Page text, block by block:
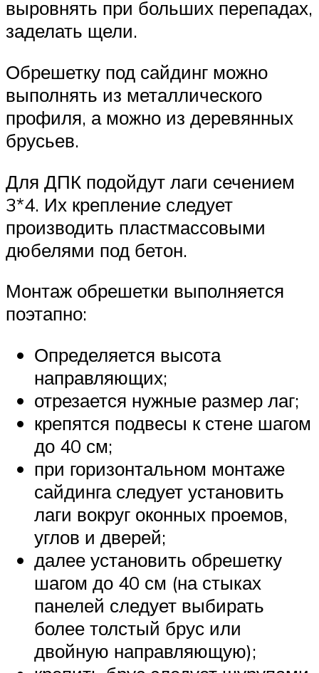
выровнять при больших перепадах,
заделать щели.
Обрешетку под сайдинг можно
выполнять из металлического
профиля, а можно из деревянных
брусьев.
Для ДПК подойдут лаги сечением
3*4. Их крепление следует
производить пластмассовыми
дюбелями под бетон.
Монтаж обрешетки выполняется
поэтапно:
Определяется высота
направляющих;
отрезается нужные размер лаг;
крепятся подвесы к стене шагом
до 40 см;
при горизонтальном монтаже
сайдинга следует установить
лаги вокруг оконных проемов,
углов и дверей;
далее установить обрешетку
шагом до 40 см (на стыках
панелей следует выбирать
более толстый брус или
двойную направляющую);